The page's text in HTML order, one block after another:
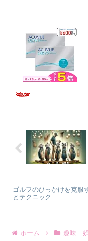
ゴルフのひっかけを克服
とテクニック
ホーム 趣味